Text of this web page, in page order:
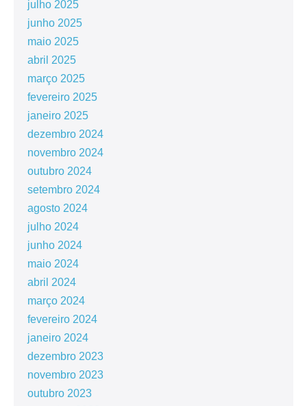
julho 2025
junho 2025
maio 2025
abril 2025
março 2025
fevereiro 2025
janeiro 2025
dezembro 2024
novembro 2024
outubro 2024
setembro 2024
agosto 2024
julho 2024
junho 2024
maio 2024
abril 2024
março 2024
fevereiro 2024
janeiro 2024
dezembro 2023
novembro 2023
outubro 2023